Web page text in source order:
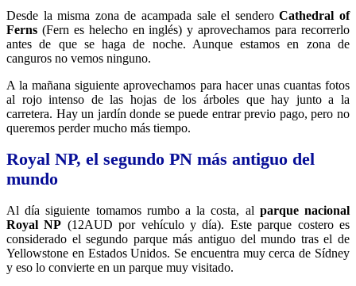
Desde la misma zona de acampada sale el senderoCathedral of
Ferns (Fern es helecho en inglés) y aprovechamos para recorrerlo
antes de que se haga de noche. Aunque estamos en zona de
canguros no vemos ninguno.
A la mañana siguiente aprovechamos para hacer unas cuantas fotos
al rojo intenso de las hojas de los árboles que hay junto a la
carretera. Hay un jardín donde se puede entrar previo pago, pero no
queremos perder mucho más tiempo.
Royal NP, el segundo PN más antiguo del
mundo
Al día siguiente tomamos rumbo a la costa, al parque nacional
Royal NP (12AUD por vehículo y día). Este parque costero es
considerado el segundo parque más antiguo del mundo tras el de
Yellowstone en Estados Unidos. Se encuentra muy cerca de Sídney
y eso lo convierte en un parque muy visitado.